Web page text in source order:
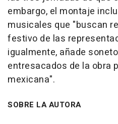
embargo, el montaje
musicales que "buscan
festivo de las
igualmente, añade
entresacados de la obra
mexicana".
SOBRE LA AUTORA